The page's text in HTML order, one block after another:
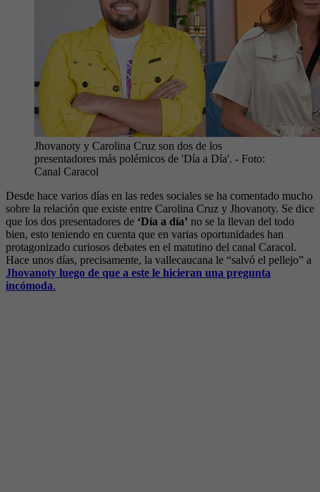
Jhovanoty y Carolina Cruz son dos de los
presentadores más polémicos de 'Día a Día'. - Foto:
Canal Caracol
Desde hace varios días en las redes sociales se ha comentado mucho
sobre la relación que existe entre Carolina Cruz y Jhovanoty. Se dice
que los dos presentadores de ‘Día a día’ no se la llevan del todo
bien, esto teniendo en cuenta que en varias oportunidades han
protagonizado curiosos debates en el matutino del canal Caracol.
Hace unos días, precisamente, la vallecaucana le “salvó el pellejo” a
Jhovanoty luego de que a este le hicieran una pregunta
incómoda.